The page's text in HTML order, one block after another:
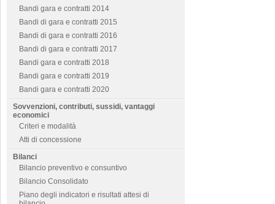
Bandi gara e contratti 2014
Bandi di gara e contratti 2015
Bandi di gara e contratti 2016
Bandi di gara e contratti 2017
Bandi gara e contratti 2018
Bandi gara e contratti 2019
Bandi gara e contratti 2020
Sovvenzioni, contributi, sussidi, vantaggi
economici
Criteri e modalità
Atti di concessione
Bilanci
Bilancio preventivo e consuntivo
Bilancio Consolidato
Piano degli indicatori e risultati attesi di